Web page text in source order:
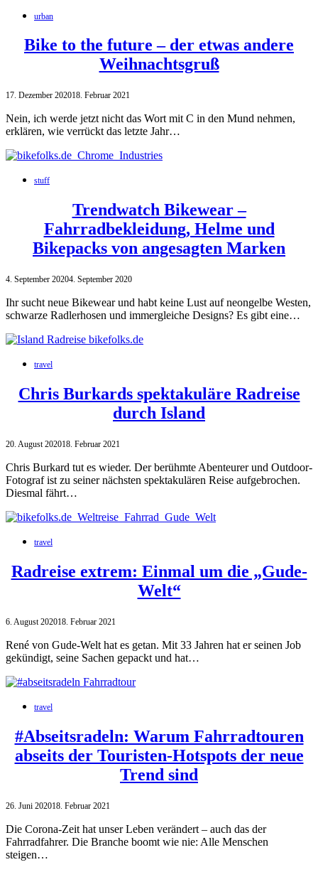
urban
Bike to the future – der etwas andere
Weihnachtsgruß
17. Dezember 202018. Februar 2021
Nein, ich werde jetzt nicht das Wort mit C in den Mund nehmen,
erklären, wie verrückt das letzte Jahr…
stuff
Trendwatch Bikewear –
Fahrradbekleidung, Helme und
Bikepacks von angesagten Marken
4. September 20204. September 2020
Ihr sucht neue Bikewear und habt keine Lust auf neongelbe Westen,
schwarze Radlerhosen und immergleiche Designs? Es gibt eine…
travel
Chris Burkards spektakuläre Radreise
durch Island
20. August 202018. Februar 2021
Chris Burkard tut es wieder. Der berühmte Abenteurer und Outdoor-
Fotograf ist zu seiner nächsten spektakulären Reise aufgebrochen.
Diesmal fährt…
travel
Radreise extrem: Einmal um die „Gude-
Welt“
6. August 202018. Februar 2021
René von Gude-Welt hat es getan. Mit 33 Jahren hat er seinen Job
gekündigt, seine Sachen gepackt und hat…
travel
#Abseitsradeln: Warum Fahrradtouren
abseits der Touristen-Hotspots der neue
Trend sind
26. Juni 202018. Februar 2021
Die Corona-Zeit hat unser Leben verändert – auch das der
Fahrradfahrer. Die Branche boomt wie nie: Alle Menschen
steigen…